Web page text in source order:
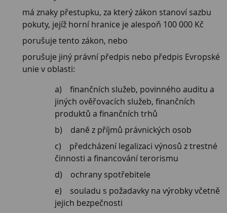
má znaky přestupku, za který zákon stanoví sazbu
pokuty, jejíž horní hranice je alespoň 100 000 Kč
porušuje tento zákon, nebo
porušuje jiný právní předpis nebo předpis Evropské
unie v oblasti:
finančních služeb, povinného auditu a
jiných ověřovacích služeb, finančních
produktů a finančních trhů
daně z příjmů právnických osob
předcházení legalizaci výnosů z trestné
činnosti a financování terorismu
ochrany spotřebitele
souladu s požadavky na výrobky včetně
jejich bezpečnosti